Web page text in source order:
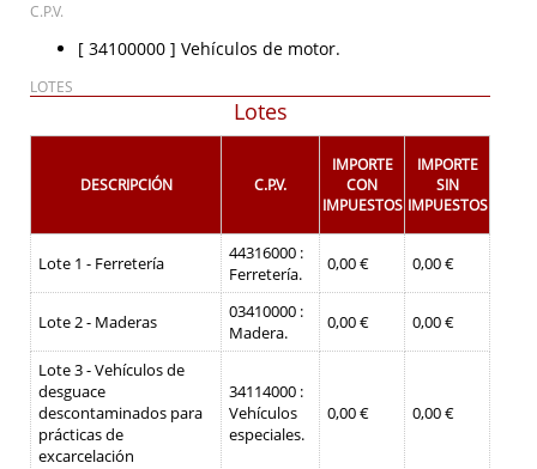
C.P.V.
[ 34100000 ] Vehículos de motor.
LOTES
Lotes
DESCRIPCIÓN C.P.V.
IMPORTE
CON
IMPUESTOS
IMPORTE
SIN
IMPUESTOS
Lote 1 - Ferretería
44316000 :
Ferretería.
0,00 € 0,00 €
Lote 2 - Maderas
03410000 :
Madera.
0,00 € 0,00 €
Lote 3 - Vehículos de
desguace
descontaminados para
prácticas de
excarcelación
34114000 :
Vehículos
especiales.
0,00 € 0,00 €